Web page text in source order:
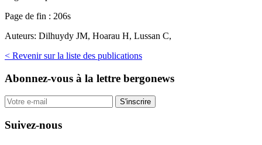
Page de fin : 206s
Auteurs: Dilhuydy JM, Hoarau H, Lussan C,
< Revenir sur la liste des publications
Abonnez-vous à la lettre bergonews
S'inscrire
Suivez-nous